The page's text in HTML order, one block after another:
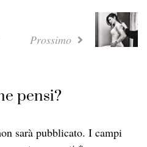
Prossimo
pensi?
sarà pubblicato. I campi